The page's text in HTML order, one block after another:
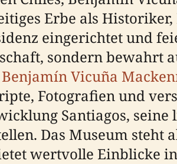
Erbe als
eingerichtet und
sondern bewahrt
Vicuña
Fotografien und
Santiagos,
Das Museum steht
wertvolle Einblicke